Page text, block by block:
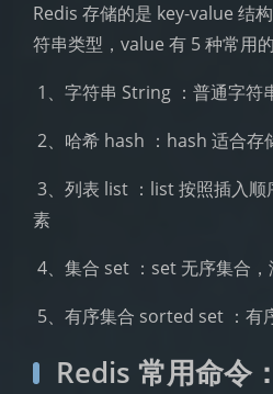
Redis 存储的是 key-value 结
符串类型，value 有 5 种常用
1、字符串 String ：普通字符
2、哈希 hash ：hash 适合存
3、列表 list ：list 按照插入
素
4、集合 set ：set 无序集合
5、有序集合 sorted set ：有
Redis 常用命令